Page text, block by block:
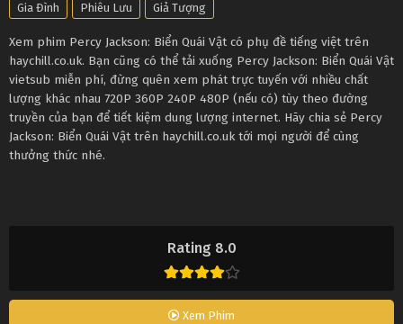
Rating 8.0
Xem Phim
Gia Đình Phiêu Lưu Giả Tượng
Xem phim Percy Jackson: Biển Quái Vật có phụ đề tiếng việt trên
haychill.co.uk. Bạn cũng có thể tải xuống Percy Jackson: Biển Quái Vật
vietsub miễn phí, đừng quên xem phát trực tuyến với nhiều chất
lượng khác nhau 720P 360P 240P 480P (nếu có) tùy theo đường
truyền của bạn để tiết kiệm dung lượng internet. Hãy chia sẻ Percy
Jackson: Biển Quái Vật trên haychill.co.uk tới mọi người để cùng
thưởng thức nhé.